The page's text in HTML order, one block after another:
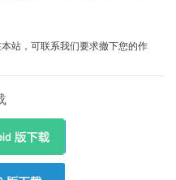
站，可联系我们要求撤下您的作